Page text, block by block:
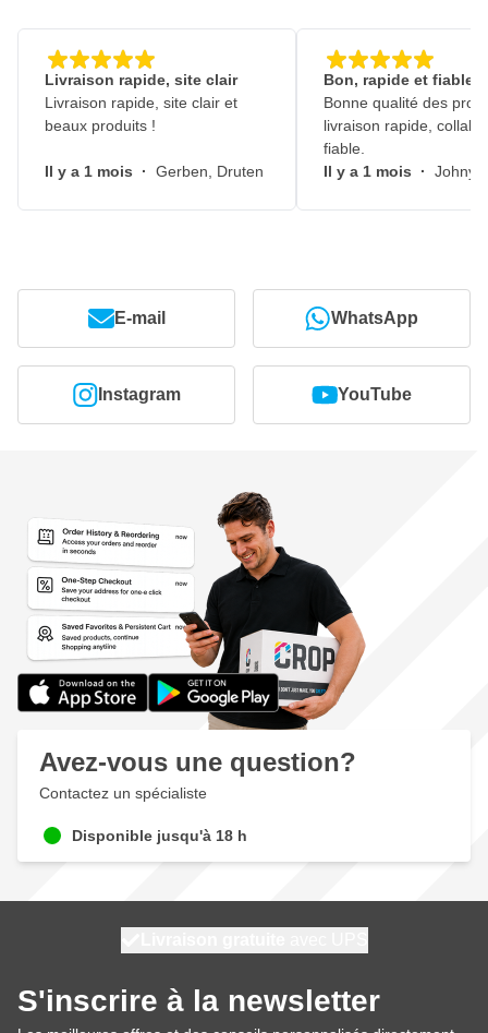
Livraison rapide, site clair
Livraison rapide, site clair et
beaux produits !
Il y a 1 mois · Gerben, Druten
Bon, rapide et fiable
Bonne qualité des
livraison rapide,
fiable.
Il y a 1 mois · Johny,
E-mail WhatsApp
Instagram YouTube
Avez-vous une question?
Contactez un spécialiste
Disponible jusqu'à 18 h
S'inscrire à la newsletter